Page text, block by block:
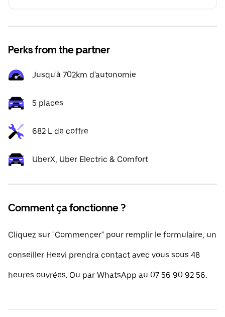
Perks from the partner
Jusqu'à 702km d'autonomie
5 places
682 L de coffre
UberX, Uber Electric & Comfort
Comment ça fonctionne ?
Cliquez sur "Commencer" pour remplir le formulaire, un
conseiller Heevi prendra contact avec vous sous 48
heures ouvrées. Ou par WhatsApp au 07 56 90 92 56.